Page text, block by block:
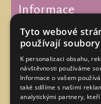
Informace
Zákaznická
Můj účet
Tyto webové
používají
K personalizaci obsahu,
návštěvnosti používáme
Informace o vašem
také sdílíme s našimi
analytickými partnery,